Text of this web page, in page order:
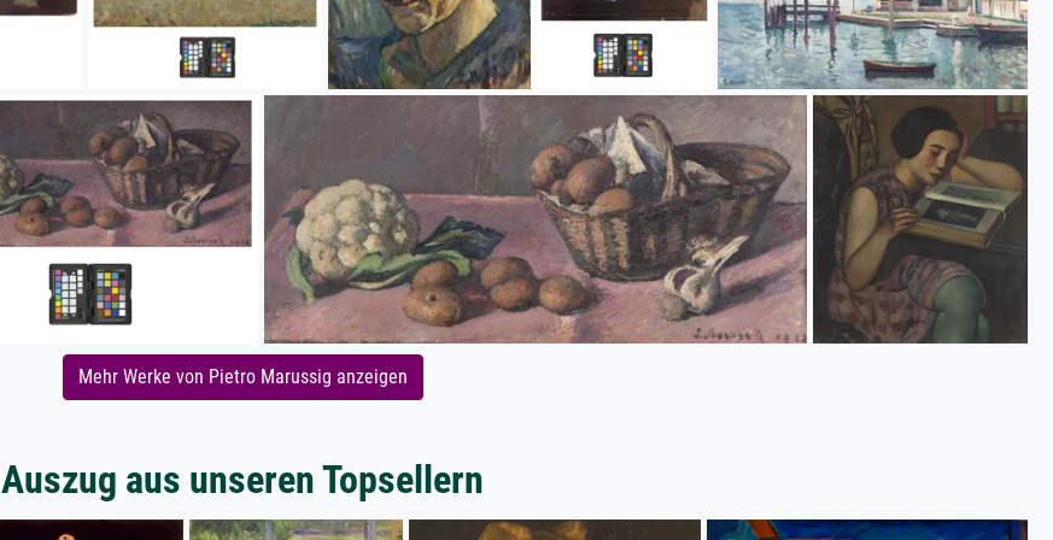
Mehr Werke von Pietro Marussig anzeigen
Auszug aus unseren Topsellern